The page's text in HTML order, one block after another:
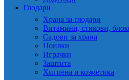
Глодари
Храна за глодари
Витамини, стикови,
Садови за храна
Поилки
Играчки
Заштита
Хигиена и козметика